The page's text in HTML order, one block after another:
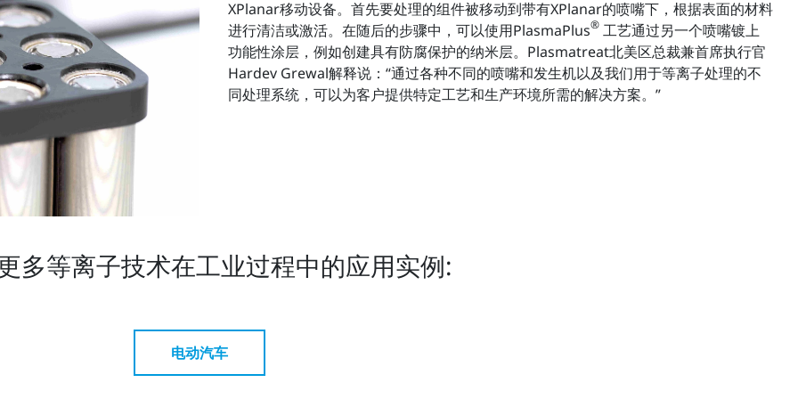
XPlanar移动设备。首先要处理的组件被移动到带有XPlanar的喷嘴下，根据表面的材料
进行清洁或激活。在随后的步骤中，可以使用PlasmaPlus® 工艺通过另一个喷嘴镀上
功能性涂层，例如创建具有防腐保护的纳米层。Plasmatreat北美区总裁兼首席执行官
Hardev Grewal解释说：“通过各种不同的喷嘴和发生机以及我们用于等离子处理的不
同处理系统，可以为客户提供特定工艺和生产环境所需的解决方案。”
多等离子技术在工业过程中的应用实例:
电动汽车